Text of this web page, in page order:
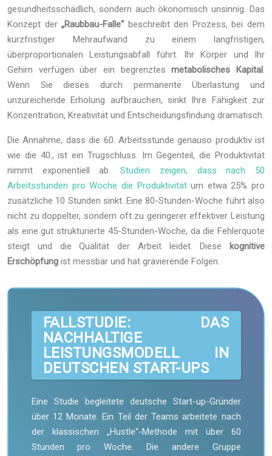
gesundheitsschädlich, sondern auch ökonomisch unsinnig. Das
Konzept der„Raubbau-Falle“beschreibt den Prozess, bei dem
kurzfristiger Mehraufwand zu einem langfristigen,
überproportionalen Leistungsabfall führt. Ihr Körper und Ihr
Gehirn verfügen über ein begrenztesmetabolisches Kapital.
Wenn Sie dieses durch permanente Überlastung und
unzureichende Erholung aufbrauchen, sinkt Ihre Fähigkeit zur
Konzentration, Kreativität und Entscheidungsfindung dramatisch.
Die Annahme, dass die 60. Arbeitsstunde genauso produktiv ist
wie die 40., ist ein Trugschluss. Im Gegenteil, die Produktivität
nimmt exponentiell ab.Studien zeigen, dass nach 50
Arbeitsstunden pro Woche die Produktivitätum etwa 25% pro
zusätzliche 10 Stunden sinkt. Eine 80-Stunden-Woche führt also
nicht zu doppelter, sondern oft zu geringerer effektiver Leistung
als eine gut strukturierte 45-Stunden-Woche, da die Fehlerquote
steigt und die Qualität der Arbeit leidet. Diese kognitive
Erschöpfung ist messbar und hat gravierende Folgen.
FALLSTUDIE: DAS
NACHHALTIGE
LEISTUNGSMODELL IN
DEUTSCHEN START-UPS
Eine Studie begleitete deutsche Start-up-Gründer
über 12 Monate. Ein Teil der Teams arbeitete nach
der klassischen „Hustle“-Methode mit über 60
Stunden pro Woche. Die andere Gruppe